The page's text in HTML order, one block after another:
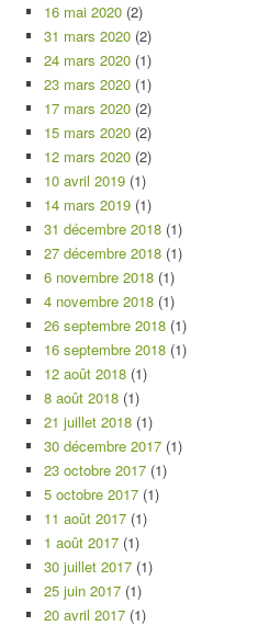
16 mai 2020 (2)
31 mars 2020 (2)
24 mars 2020 (1)
23 mars 2020 (1)
17 mars 2020 (2)
15 mars 2020 (2)
12 mars 2020 (2)
10 avril 2019 (1)
14 mars 2019 (1)
31 décembre 2018 (1)
27 décembre 2018 (1)
6 novembre 2018 (1)
4 novembre 2018 (1)
26 septembre 2018 (1)
16 septembre 2018 (1)
12 août 2018 (1)
8 août 2018 (1)
21 juillet 2018 (1)
30 décembre 2017 (1)
23 octobre 2017 (1)
5 octobre 2017 (1)
11 août 2017 (1)
1 août 2017 (1)
30 juillet 2017 (1)
25 juin 2017 (1)
20 avril 2017 (1)